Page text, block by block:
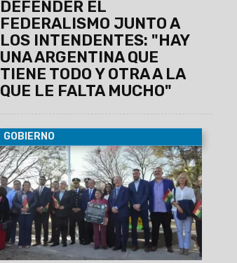
DEFENDER EL
FEDERALISMO JUNTO A
LOS INTENDENTES: "HAY
UNA ARGENTINA QUE
TIENE TODO Y OTRA A LA
QUE LE FALTA MUCHO"
GOBIERNO
07/08/2026
Antonio Marocco
acompañó la conmemoración del
Consulado de Bolivia en Salta, donde se
destacó la histórica hermandad entre
ambos pueblos y el aporte de la
comunidad boliviana al desarrollo de la
provincia.